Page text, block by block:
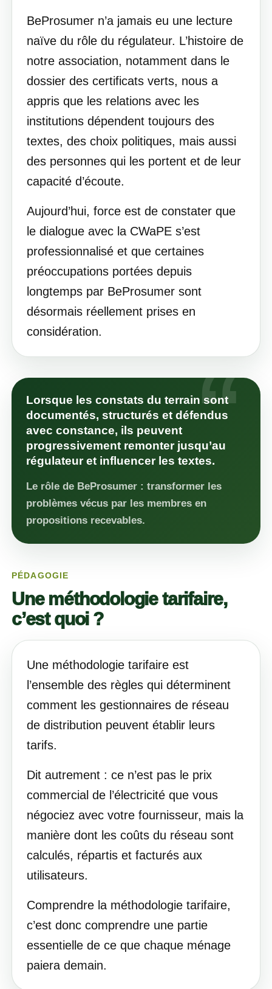
BeProsumer n’a jamais eu une lecture
naïve du rôle du régulateur. L’histoire de
notre association, notamment dans le
dossier des certificats verts, nous a
appris que les relations avec les
institutions dépendent toujours des
textes, des choix politiques, mais aussi
des personnes qui les portent et de leur
capacité d’écoute.
Aujourd’hui, force est de constater que
le dialogue avec la CWaPE s’est
professionnalisé et que certaines
préoccupations portées depuis
longtemps par BeProsumer sont
désormais réellement prises en
considération.
Lorsque les constats du terrain sont
documentés, structurés et défendus
avec constance, ils peuvent
progressivement remonter jusqu’au
régulateur et influencer les textes.
Le rôle de BeProsumer : transformer les
problèmes vécus par les membres en
propositions recevables.
PÉDAGOGIE
Une méthodologie tarifaire,
c’est quoi ?
Une méthodologie tarifaire est
l’ensemble des règles qui déterminent
comment les gestionnaires de réseau
de distribution peuvent établir leurs
tarifs.
Dit autrement : ce n’est pas le prix
commercial de l’électricité que vous
négociez avec votre fournisseur, mais la
manière dont les coûts du réseau sont
calculés, répartis et facturés aux
utilisateurs.
Comprendre la méthodologie tarifaire,
c’est donc comprendre une partie
essentielle de ce que chaque ménage
paiera demain.